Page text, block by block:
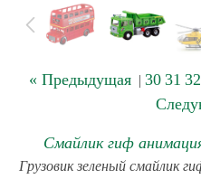
« Предыдущая| 30 31 32
Смайлик гиф
Грузовик зеленый смайлик